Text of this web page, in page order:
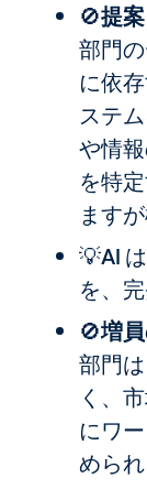
🚫提
部門
に依
ステ
や情
を特
ます
💡AI
を、
🚫増
部門
く、
にワ
められ